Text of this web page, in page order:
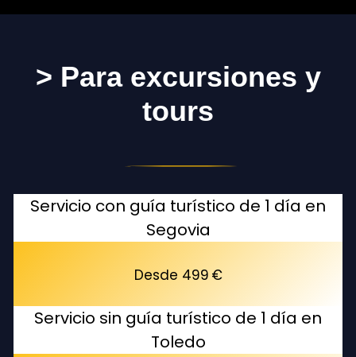
> Para excursiones y
tours
Servicio con guía turístico de 1 día en
Segovia
Desde 499 €
Servicio sin guía turístico de 1 día en
Toledo